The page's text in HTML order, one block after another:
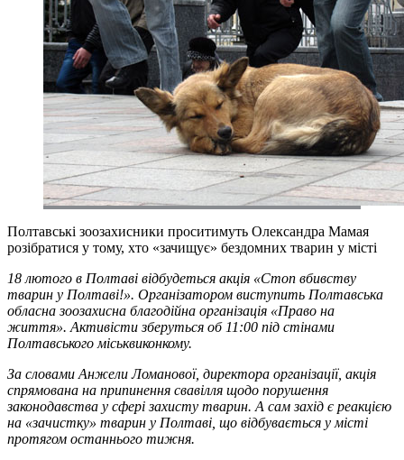
Полтавські зоозахисники проситимуть Олександра Мамая
розібратися у тому, хто «зачищує» бездомних тварин у місті
18 лютого в Полтаві відбудеться акція «Стоп вбивству
тварин у Полтаві!». Організатором виступить Полтавська
обласна зоозахисна благодійна організація «Право на
життя». Активісти зберуться об 11:00 під стінами
Полтавського міськвиконкому.
За словами Анжели Ломанової, директора організації, акція
спрямована на припинення свавілля щодо порушення
законодавства у сфері захисту тварин. А сам захід є реакцією
на «зачистку» тварин у Полтаві, що відбувається у місті
протягом останнього тижня.